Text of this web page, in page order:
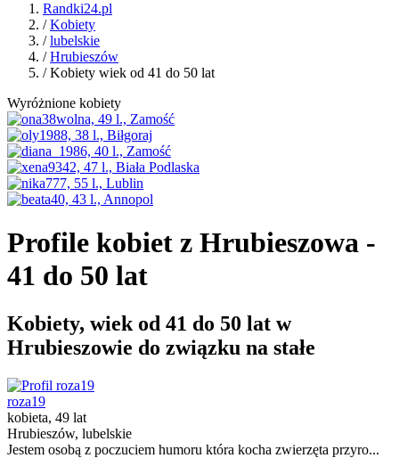
Randki24.pl
/Kobiety
/lubelskie
/Hrubieszów
/ Kobiety wiek od 41 do 50 lat
Wyróżnione kobiety
Profile kobiet z Hrubieszowa -
41 do 50 lat
Kobiety, wiek od 41 do 50 lat w
Hrubieszowie do związku na stałe
roza19
kobieta, 49 lat
Hrubieszów, lubelskie
Jestem osobą z poczuciem humoru która kocha zwierzęta przyro...